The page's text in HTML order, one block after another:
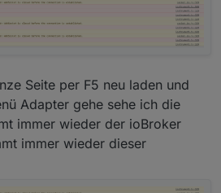
Seite per F5 neu laden und
Adapter gehe sehe ich die
immer wieder der ioBroker
immer wieder dieser